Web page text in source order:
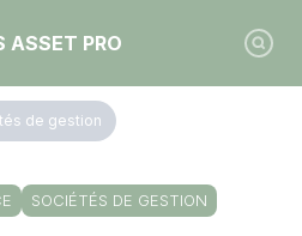
ASSET PRO
de gestion
SOCIÉTÉS DE GESTION